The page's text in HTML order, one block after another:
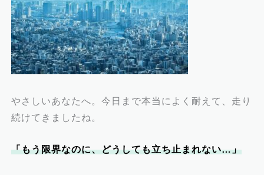
やさしいあなたへ。今日まで本当によく耐えて、走り
続けてきましたね。
「もう限界なのに、どうしても立ち止まれない…」